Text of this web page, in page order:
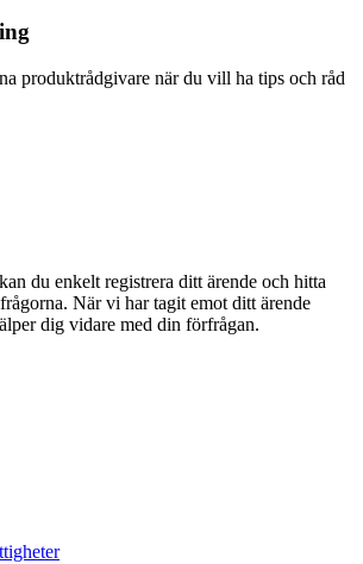
produktrådgivare när du vill ha tips och råd
du enkelt registrera ditt ärende och hitta
När vi har tagit emot ditt ärende
dig vidare med din förfrågan.